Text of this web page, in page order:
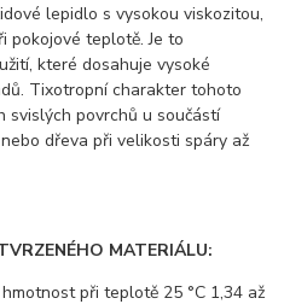
lepidlo s vysokou viskozitou,
pokojové teplotě. Je to
které dosahuje vysoké
Tixotropní charakter tohoto
svislých povrchů u součástí
dřeva při velikosti spáry až
MATERIÁLU:
při teplotě 25 °C 1,34 až